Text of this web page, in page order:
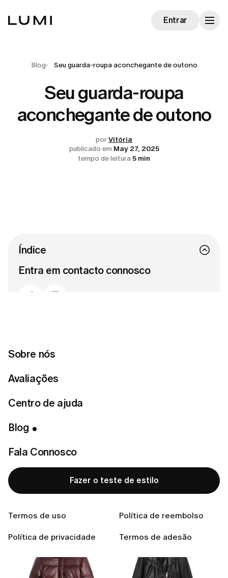
Sobre nós
Avaliações
Centro de ajuda
Blog
Fala Connosco
Fazer o teste de estilo
Termos de uso Política de reembolso
Política de privacidade Termos de adesão
Entrar
Blog Seu guarda-roupa aconchegante de outono
Seu guarda-roupa
aconchegante de outono
porVitória
publicado em May 27, 2025
tempo de leitura5 min
Vamos começar pelas peças que você já ama e,
com o seu estilo.
Casacos e agasalhos
Comece com uma jaqueta que reflita o seu estado de
espírito: couro para atitude, lã para profundidade ou
um puffer leve para praticidade. Em dias de chuva,
Índice
Entra em contacto connosco